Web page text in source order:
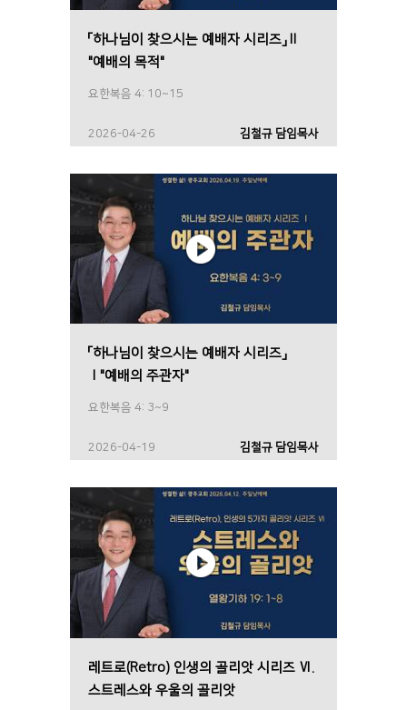
「하나님이 찾으시는 예배자 시리즈」Ⅱ
"예배의 목적"
요한복음 4: 10~15
2026-04-26 김철규 담임목사
「하나님이 찾으시는 예배자 시리즈」
Ⅰ"예배의 주관자"
요한복음 4: 3~9
2026-04-19 김철규 담임목사
레트로(Retro) 인생의 골리앗 시리즈 Ⅵ.
스트레스와 우울의 골리앗